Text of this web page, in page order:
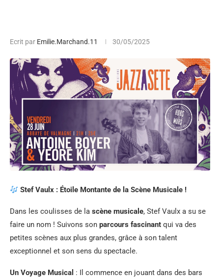
Ecrit par Emilie.Marchand.11 30/05/2025
Stef Vaulx : Étoile Montante de la Scène Musicale !
Dans les coulisses de la scène musicale, Stef Vaulx a su se
faire un nom ! Suivons son parcours fascinant qui va des
petites scènes aux plus grandes, grâce à son talent
exceptionnel et son sens du spectacle.
Un Voyage Musical : Il commence en jouant dans des bars